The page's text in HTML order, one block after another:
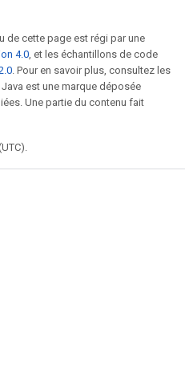
de cette page est régi par une
4.0, et les échantillons de code
. Pour en savoir plus, consultez les
Java est une marque déposée
Une partie du contenu fait